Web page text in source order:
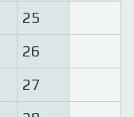
25
26
27